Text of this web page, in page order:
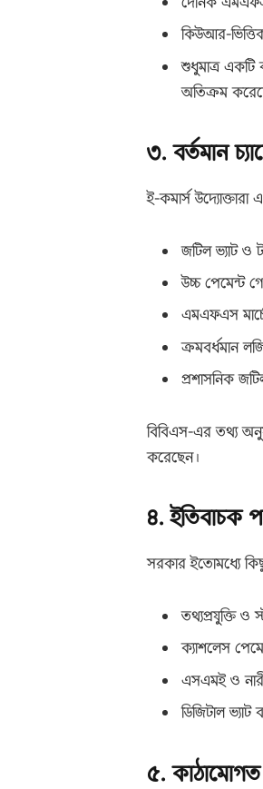
কিউআর-
শুধুমাত্র একটি
অতিক্রম
৩. বর্তমান
ই-কমার্স উদ্যোক্তারা
জটিল ভ্যাট ও
উচ্চ পেমেন্ট
এমএফএস
ক্রমবর্ধমান
প্রশাসনিক
বিবিএস-এর তথ্য
করেছেন।
৪. ইতিবাচক
সরকার ইতোমধ্যে
তথ্যপ্রযুক্তি
ক্যাশলেস
এসএমই ও
ডিজিটাল ভ্যাট
৫. কাঠামোগত